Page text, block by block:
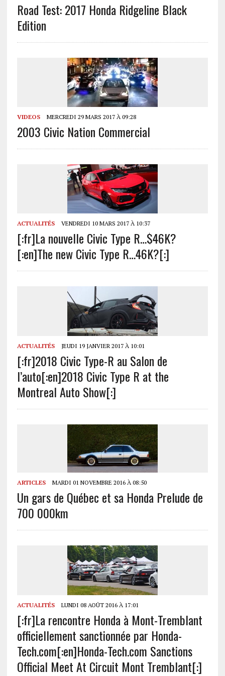
Road Test: 2017 Honda Ridgeline Black
Edition
VIDEOS MERCREDI 29 MARS 2017 À 09:28
2003 Civic Nation Commercial
ACTUALITÉS VENDREDI 10 MARS 2017 À 10:37
[:fr]La nouvelle Civic Type R…$46K?
[:en]The new Civic Type R…46K?[:]
ACTUALITÉS JEUDI 19 JANVIER 2017 À 10:01
[:fr]2018 Civic Type-R au Salon de
l’auto[:en]2018 Civic Type R at the
Montreal Auto Show[:]
ARTICLES MARDI 01 NOVEMBRE 2016 À 08:50
Un gars de Québec et sa Honda Prelude de
700 000km
ACTUALITÉS LUNDI 08 AOÛT 2016 À 17:01
[:fr]La rencontre Honda à Mont-Tremblant
officiellement sanctionnée par Honda-
Tech.com[:en]Honda-Tech.com Sanctions
Official Meet At Circuit Mont Tremblant[:]